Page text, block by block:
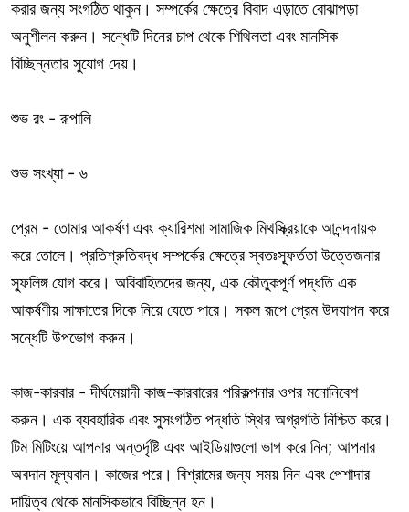
করার জন্য সংগঠিত থাকুন। সম্পর্কের ক্ষেত্রে বিবাদ এড়াতে বোঝাপড়া
অনুশীলন করুন। সন্ধেটি দিনের চাপ থেকে শিথিলতা এবং মানসিক
বিচ্ছিন্নতার সুযোগ দেয়।
শুভ রং - রূপালি
শুভ সংখ্যা - ৬
প্রেম - তোমার আকর্ষণ এবং ক্যারিশমা সামাজিক মিথস্ক্রিয়াকে আনন্দদায়ক
করে তোলে। প্রতিশ্রুতিবদ্ধ সম্পর্কের ক্ষেত্রে স্বতঃস্ফূর্ততা উত্তেজনার
স্ফুলিঙ্গ যোগ করে। অবিবাহিতদের জন্য, এক কৌতুকপূর্ণ পদ্ধতি এক
আকর্ষণীয় সাক্ষাতের দিকে নিয়ে যেতে পারে। সকল রূপে প্রেম উদযাপন করে
সন্ধেটি উপভোগ করুন।
কাজ-কারবার - দীর্ঘমেয়াদী কাজ-কারবারের পরিকল্পনার ওপর মনোনিবেশ
করুন। এক ব্যবহারিক এবং সুসংগঠিত পদ্ধতি স্থির অগ্রগতি নিশ্চিত করে।
টিম মিটিংয়ে আপনার অন্তর্দৃষ্টি এবং আইডিয়াগুলো ভাগ করে নিন; আপনার
অবদান মূল্যবান। কাজের পরে। বিশ্রামের জন্য সময় নিন এবং পেশাদার
দায়িত্ব থেকে মানসিকভাবে বিচ্ছিন্ন হন।